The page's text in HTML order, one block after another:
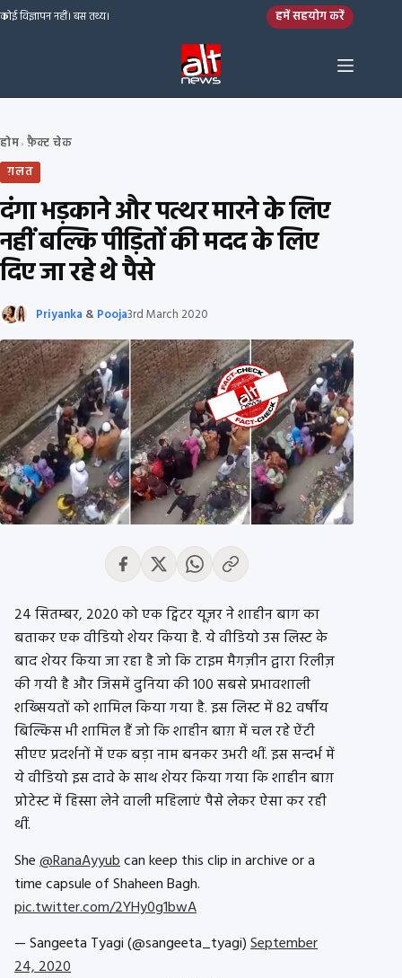
Skip to content
कोई विज्ञापन नहीं। बस तथ्य। हमें सहयोग करें
होम› फ़ैक्ट चेक
ग़लत
दंगा भड़काने और पत्थर मारने के लिए
नहीं बल्कि पीड़ितों की मदद के लिए
दिए जा रहे थे पैसे
Priyanka & Pooja3rd March 2020
24 सितम्बर, 2020 को एक ट्विटर यूज़र ने शाहीन बाग का
बताकर एक वीडियो शेयर किया है. ये वीडियो उस लिस्ट के
बाद शेयर किया जा रहा है जो कि टाइम मैगज़ीन द्वारा रिलीज़
की गयी है और जिसमें दुनिया की 100 सबसे प्रभावशाली
शख्सियतों को शामिल किया गया है. इस लिस्ट में 82 वर्षीय
बिल्किस भी शामिल हैं जो कि शाहीन बाग़ में चल रहे ऐंटी
सीएए प्रदर्शनों में एक बड़ा नाम बनकर उभरी थीं. इस सन्दर्भ में
ये वीडियो इस दावे के साथ शेयर किया गया कि शाहीन बाग़
प्रोटेस्ट में हिस्सा लेने वाली महिलाएं पैसे लेकर ऐसा कर रही
थीं.
She@RanaAyyubcan keep this clip in archive or a
time capsule of Shaheen Bagh.
pic.twitter.com/2YHy0g1bwA
— Sangeeta Tyagi (@sangeeta_tyagi)September
24, 2020